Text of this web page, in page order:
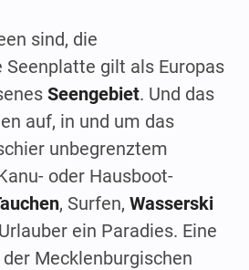
sind, die
Seenplatte gilt als Europas
Seengebiet. Und das
auf, in und um das
unbegrenztem
oder Hausboot-
, Surfen, Wasserski
ein Paradies. Eine
Mecklenburgischen